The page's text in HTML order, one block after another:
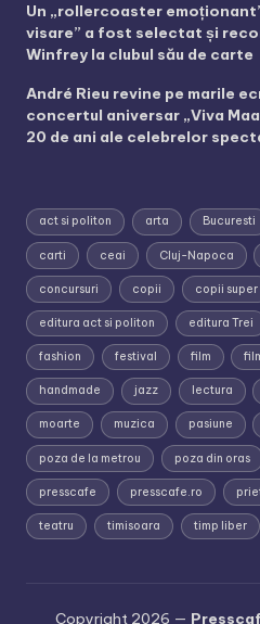
Un „rollercoaster
visare” a fost selectat și
Winfrey la clubul său de carte
André Rieu revine pe marile
concertul aniversar „Viva
20 de ani ale celebrelor
act si politon arta Bucuresti
carti ceai Cluj-Napoca
concursuri copii copii super
editura act si politon editura Trei
fashion festival film
handmade jazz lectura
moarte muzica pasiune
poza de la metrou poza din oras
presscafe presscafe.ro
teatru timisoara timp liber
Copyright 2026 —